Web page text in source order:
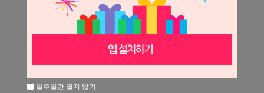
일주일간 열지 않기